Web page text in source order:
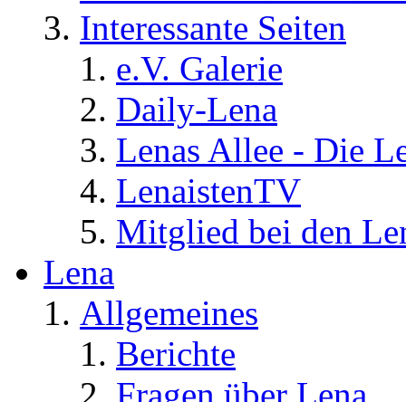
Interessante Seiten
e.V. Galerie
Daily-Lena
Lenas Allee - Die
LenaistenTV
Mitglied bei den
Lena
Allgemeines
Berichte
Fragen über Lena